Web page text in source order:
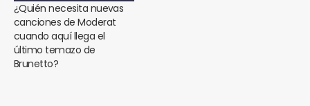
¿Quién necesita nuevas
canciones de Moderat
cuando aquí llega el
último temazo de
Brunetto?